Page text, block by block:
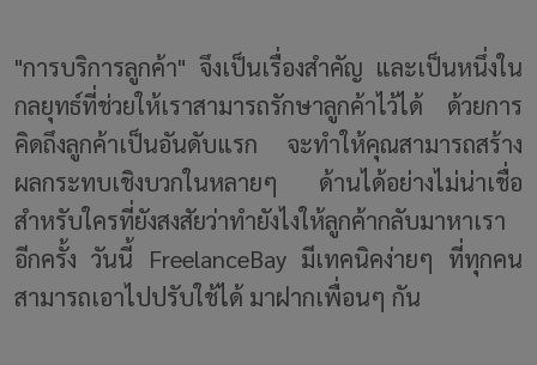
"การบริการลูกค้า" จึงเป็นเรื่องสำคัญ และเป็นหนึ่งใน
กลยุทธ์ที่ช่วยให้เราสามารถรักษาลูกค้าไว้ได้ ด้วยการ
คิดถึงลูกค้าเป็นอันดับแรก จะทำให้คุณสามารถสร้าง
ผลกระทบเชิงบวกในหลายๆ ด้านได้อย่างไม่น่าเชื่อ
สำหรับใครที่ยังสงสัยว่าทำยังไงให้ลูกค้ากลับมาหาเรา
อีกครั้ง วันนี้ FreelanceBay มีเทคนิคง่ายๆ ที่ทุกคน
สามารถเอาไปปรับใช้ได้ มาฝากเพื่อนๆ กัน